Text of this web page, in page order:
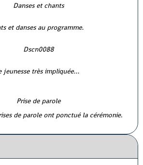
et danses au programme.
jeunesse très impliquée...
de parole ont ponctué la cérémonie.